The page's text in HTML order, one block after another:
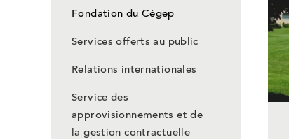
Fondation du Cégep
Services offerts au public
Relations internationales
Service des
approvisionnements et de
la gestion contractuelle